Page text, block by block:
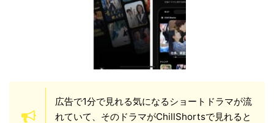
広告で1分で見れる気になるショートドラマが流
れていて、そのドラマがChillShortsで見れると